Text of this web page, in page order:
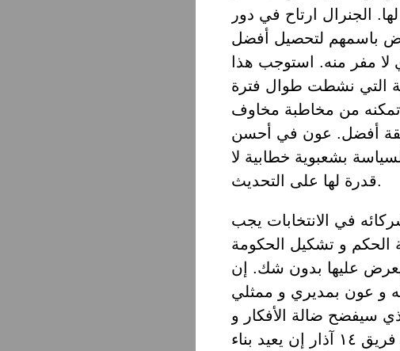
الجنرال ارتاح في دور
باسمهم لتحصيل أفضل
مفر منه. استوجب هذا
التي نشطت طوال فترة
تمكنه من مخاطبة مخاوف
أفضل. عون في أحسن
بشعبوية خطابية لا
قدرة لها على التحديث.
في الانتخابات يجب
الحكم و تشكيل الحكومة
عليها بدون شك. إن
و عون بمديري و ممثلي
سيفضح ضالة الأفكار و
إفلاسها السياسي. في المقابل يجب على فريق ١٤ آذار إن يعيد بناء